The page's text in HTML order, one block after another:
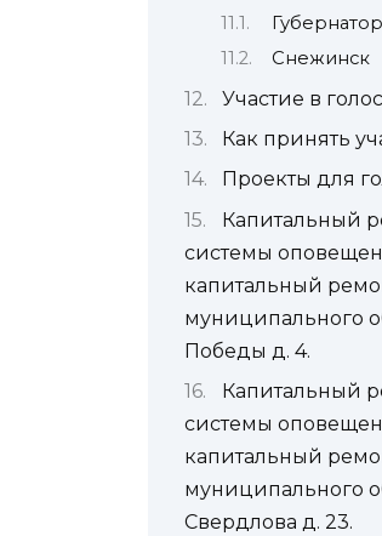
Снежинск
Участие в
Как принять
Проекты для
Капитальный
системы
капитальный
муниципального
Победы д. 4.
Капитальный
системы
капитальный
муниципального
Свердлова д. 23.